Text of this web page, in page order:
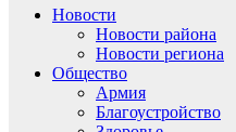
Новости
Новости района
Новости региона
Общество
Армия
Благоустройство